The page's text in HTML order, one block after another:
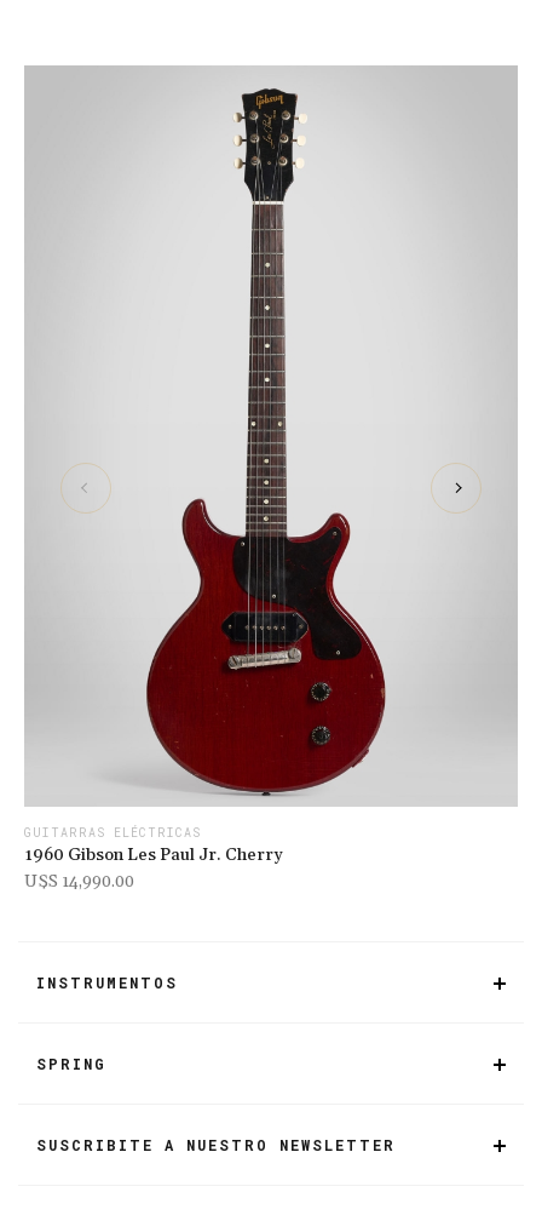
GUITARRAS ELÉCTRICAS
1960 Gibson Les Paul Jr. Cherry
U$s 14,990.00
INSTRUMENTOS
SPRING
SUSCRIBITE A NUESTRO NEWSLETTER